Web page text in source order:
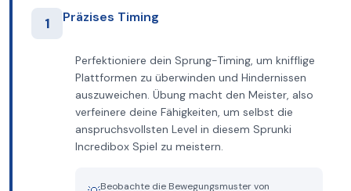
1 Präzises Timing
Perfektioniere dein Sprung-Timing, um knifflige
Plattformen zu überwinden und Hindernissen
auszuweichen. Übung macht den Meister, also
verfeinere deine Fähigkeiten, um selbst die
anspruchsvollsten Level in diesem Sprunki
Incredibox Spiel zu meistern.
Beobachte die Bewegungsmuster von